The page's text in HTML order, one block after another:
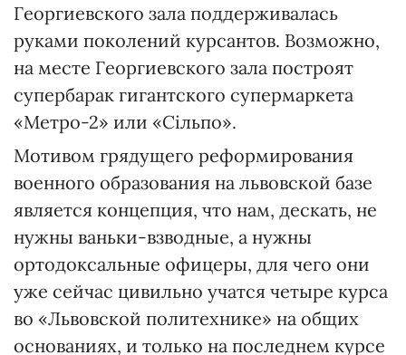
Георгиевского зала поддерживалась
руками поколений курсантов. Возможно,
на месте Георгиевского зала построят
супербарак гигантского супермаркета
«Метро-2» или «Сільпо».
Мотивом грядущего реформирования
военного образования на львовской базе
является концепция, что нам, дескать, не
нужны ваньки-взводные, а нужны
ортодоксальные офицеры, для чего они
уже сейчас цивильно учатся четыре курса
во «Львовской политехнике» на общих
основаниях, и только на последнем курсе